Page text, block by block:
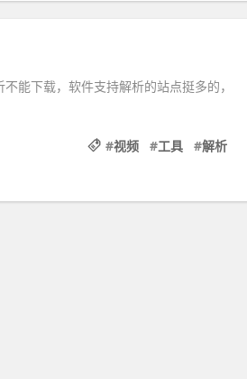
能下载，软件支持解析的站点挺多的，
#视频 #工具 #解析